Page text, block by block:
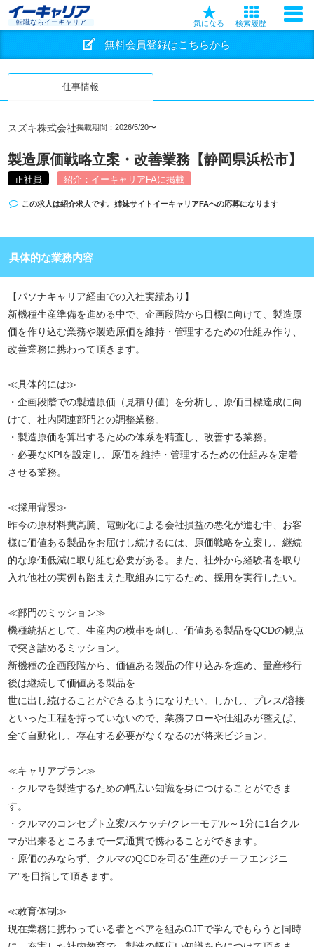
転職ならイーキャリア 気になる 検索履歴
無料会員登録はこちらから
仕事情報
スズキ株式会社掲載期間：2026/5/20〜
製造原価戦略立案・改善業務【静岡県浜松市】
正社員 紹介：イーキャリアFAに掲載
この求人は紹介求人です。姉妹サイト イーキャリアFAへの応募になります
具体的な業務内容
【パソナキャリア経由での入社実績あり】
新機種生産準備を進める中で、企画段階から目標に向けて、製造原
価を作り込む業務や製造原価を維持・管理するための仕組み作り、
改善業務に携わって頂きます。
≪具体的には≫
・企画段階での製造原価（見積り値）を分析し、原価目標達成に向
けて、社内関連部門との調整業務。
・製造原価を算出するための体系を精査し、改善する業務。
・必要なKPIを設定し、原価を維持・管理するための仕組みを定着
させる業務。
≪採用背景≫
昨今の原材料費高騰、電動化による会社損益の悪化が進む中、お客
様に価値ある製品をお届けし続けるには、原価戦略を立案し、継続
的な原価低減に取り組む必要がある。また、社外から経験者を取り
入れ他社の実例も踏まえた取組みにするため、採用を実行したい。
≪部門のミッション≫
機種統括として、生産内の横串を刺し、価値ある製品をQCDの観点
で突き詰めるミッション。
新機種の企画段階から、価値ある製品の作り込みを進め、量産移行
後は継続して価値ある製品を
世に出し続けることができるようになりたい。しかし、プレス/溶接
といった工程を持っていないので、業務フローや仕組みが整えば、
全て自動化し、存在する必要がなくなるのが将来ビジョン。
≪キャリアプラン≫
・クルマを製造するための幅広い知識を身につけることができま
す。
・クルマのコンセプト立案/スケッチ/クレーモデル～1分に1台クル
マが出来るところまで一気通貫で携わることができます。
・原価のみならず、クルマのQCDを司る”生産のチーフエンジニ
ア”を目指して頂きます。
≪教育体制≫
現在業務に携わっている者とペアを組みOJTで学んでもらうと同時